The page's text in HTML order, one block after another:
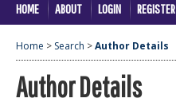
HOME ABOUT LOGIN REGISTER
Home > Search >Author Details
Author Details